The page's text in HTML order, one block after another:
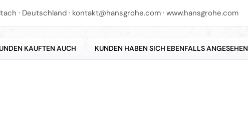
· Deutschland · kontakt@hansgrohe.com · www.hansgrohe.com
KAUFTEN AUCH KUNDEN HABEN SICH EBENFALLS ANGESEHEN